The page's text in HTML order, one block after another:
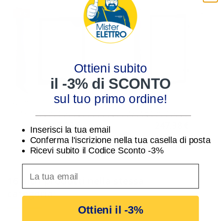
Quadro Porta
Bocchiotti VTR 03 IP66
B04623
213,74 € 207,33 €
-3%
Quadro Porta
B04624
16 altri prodotti nella stessa
categoria:
Ottieni subito
il -3% di SCONTO
sul tuo primo ordine!
Inserisci la tua email
Conferma l'iscrizione nella tua casella di posta
Ricevi subito il Codice Sconto -3%
Ottieni il -3%